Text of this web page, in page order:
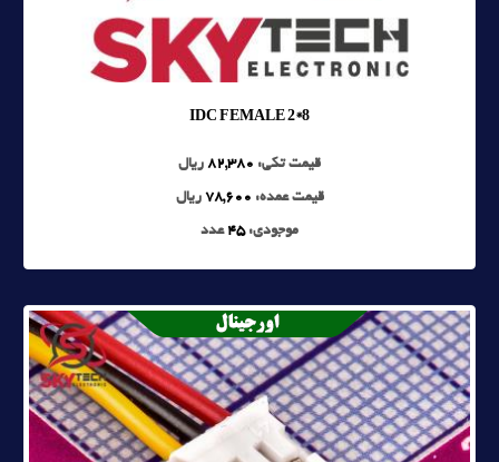
IDC FEMALE 2*8
قیمت تکی: 82,380 ریال
قیمت عمده: 78,600 ریال
موجودی:45 عدد